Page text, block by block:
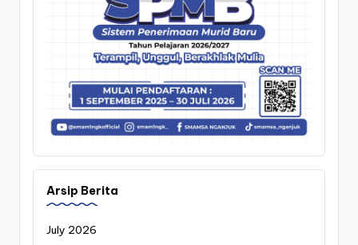
Arsip Berita
July 2026